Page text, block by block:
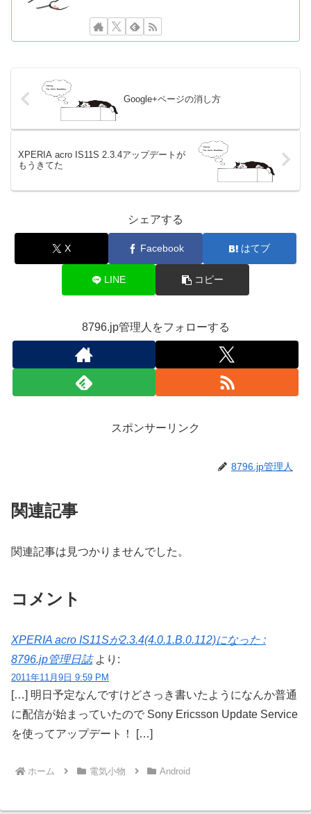
Google+ページの消し方
XPERIA acro IS11S 2.3.4アップデートが
もうきてた
シェアする
X Facebook はてブ
LINE コピー
8796.jp管理人をフォローする
スポンサーリンク
8796.jp管理人
関連記事
関連記事は見つかりませんでした。
コメント
XPERIA acro IS11Sが2.3.4(4.0.1.B.0.112)になった :
8796.jp管理日誌 より:
2011年11月9日 9:59 PM
[…] 明日予定なんですけどさっき書いたようになんか普通
に配信が始まっていたので Sony Ericsson Update Service
を使ってアップデート！ […]
ホーム 電気小物 Android